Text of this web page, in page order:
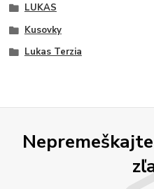
LUKAS
Kusovky
Lukas Terzia